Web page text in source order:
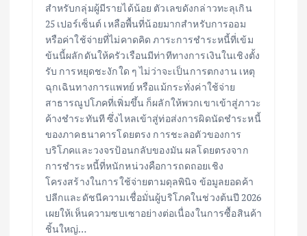
สำหรับกลุ่มผู้มีรายได้น้อย ตัวเลขดังกล่าวทะลุเกิน
25 เปอร์เซ็นต์ เหลือพื้นที่น้อยมากสำหรับการออม
หรือค่าใช้จ่ายที่ไม่คาดคิด ภาระการชำระหนี้ที่เข้ม
ข้นนี้ผลักดันให้ครัวเรือนมีท่าทีทางการเงินในเชิงตั้ง
รับ การหยุดชะงักใด ๆ ไม่ว่าจะเป็นการตกงาน เหตุ
ฉุกเฉินทางการแพทย์ หรือแม้กระทั่งค่าใช้จ่าย
สาธารณูปโภคที่เพิ่มขึ้น ก็ผลักให้พวกเขาเข้าสู่ภาวะ
ค้างชำระทันที ซึ่งไหลเข้าสู่ท่อส่งการผิดนัดชำระหนี้
ของภาคธนาคารโดยตรง การชะลอตัวของการ
บริโภคและวงจรป้อนกลับของมัน ผลโดยตรงจาก
การชำระหนี้ที่หนักหน่วงคือการถดถอยเชิง
โครงสร้างในการใช้จ่ายตามดุลพินิจ ข้อมูลยอดค้า
ปลีกและดัชนีความเชื่อมั่นผู้บริโภคในช่วงต้นปี 2026
เผยให้เห็นความซบเซาอย่างต่อเนื่องในการซื้อสินค้า
ชิ้นใหญ่…